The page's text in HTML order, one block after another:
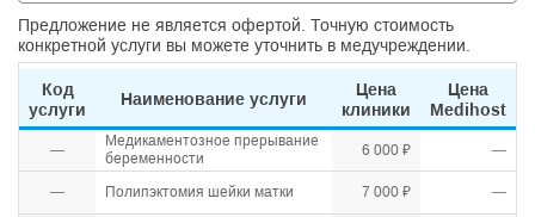
Предложение не является офертой. Точную стоимость
конкретной услуги вы можете уточнить в медучреждении.
Код
услуги
Наименование услуги
Цена
клиники
Цена
Medihost
—
Медикаментозное прерывание
беременности
6 000 ₽ —
— Полипэктомия шейки матки 7 000 ₽ —